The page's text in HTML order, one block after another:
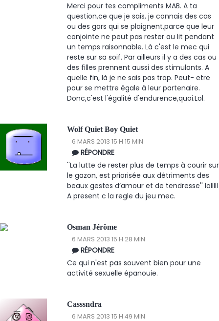
Merci pour tes compliments MAB. A ta
question,ce que je sais, je connais des cas
ou des gars qui se plaignent,parce que leur
conjointe ne peut pas rester au lit pendant
un temps raisonnable. Là c'est le mec qui
reste sur sa soif. Par ailleurs il y a des cas ou
des filles prennent aussi des stimulants. A
quelle fin, là je ne sais pas trop. Peut- etre
pour se mettre égale à leur partenaire.
Donc,c'est l'égalité d'endurence,quoi.Lol.
Wolf Quiet Boy Quiet
6 MARS 2013 15 H 15 MIN
RÉPONDRE
''La lutte de rester plus de temps à courir sur
le gazon, est priorisée aux détriments des
beaux gestes d’amour et de tendresse'' lolllll
A present c la regle du jeu mec.
Osman Jérôme
6 MARS 2013 15 H 28 MIN
RÉPONDRE
Ce qui n'est pas souvent bien pour une
activité sexuelle épanouie.
Casssndra
6 MARS 2013 15 H 49 MIN